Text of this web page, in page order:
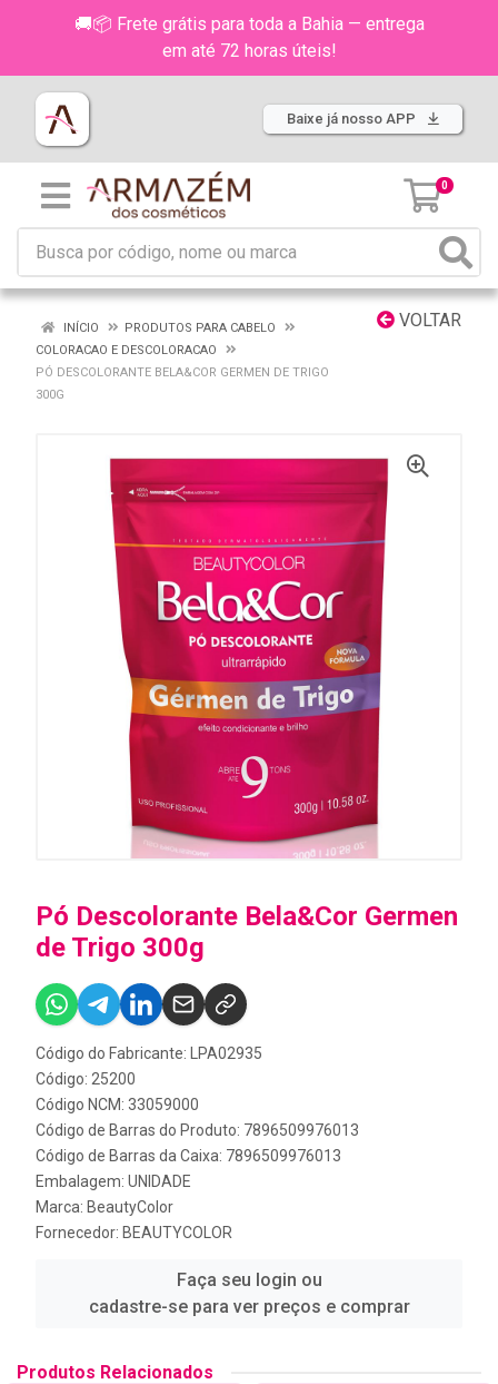
🚚📦 Frete grátis para toda a Bahia — entrega
em até 72 horas úteis!
Baixe já nosso APP
0
VOLTAR
INÍCIO
PRODUTOS PARA CABELO
COLORACAO E DESCOLORACAO
PÓ DESCOLORANTE BELA&COR GERMEN DE TRIGO
300G
Pó Descolorante Bela&Cor Germen
de Trigo 300g
Código do Fabricante: LPA02935
Código: 25200
Código NCM: 33059000
Código de Barras do Produto: 7896509976013
Código de Barras da Caixa: 7896509976013
Embalagem: UNIDADE
Marca: BeautyColor
Fornecedor: BEAUTYCOLOR
Faça seu login ou
cadastre-se para ver preços e comprar
Produtos Relacionados